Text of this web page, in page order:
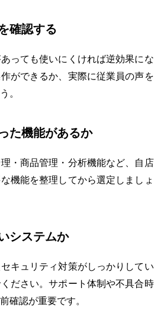
確認する
っても使いにくければ逆効果にな
ができるか、実際に従業員の声を
。
た機能があるか
・商品管理・分析機能など、自店
機能を整理してから選定しましょ
システムか
キュリティ対策がしっかりしてい
ださい。サポート体制や不具合時
確認が重要です。